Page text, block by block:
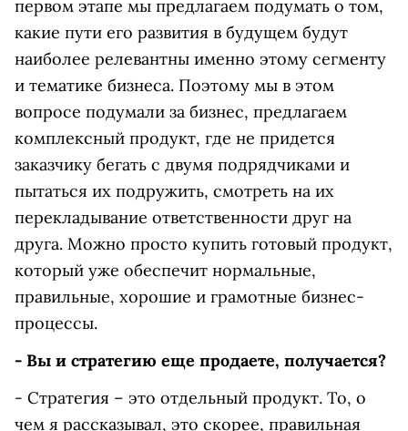
первом этапе мы предлагаем подумать о том,
какие пути его развития в будущем будут
наиболее релевантны именно этому сегменту
и тематике бизнеса. Поэтому мы в этом
вопросе подумали за бизнес, предлагаем
комплексный продукт, где не придется
заказчику бегать с двумя подрядчиками и
пытаться их подружить, смотреть на их
перекладывание ответственности друг на
друга. Можно просто купить готовый продукт,
который уже обеспечит нормальные,
правильные, хорошие и грамотные бизнес-
процессы.
- Вы и стратегию еще продаете, получается?
- Стратегия – это отдельный продукт. То, о
чем я рассказывал, это скорее, правильная